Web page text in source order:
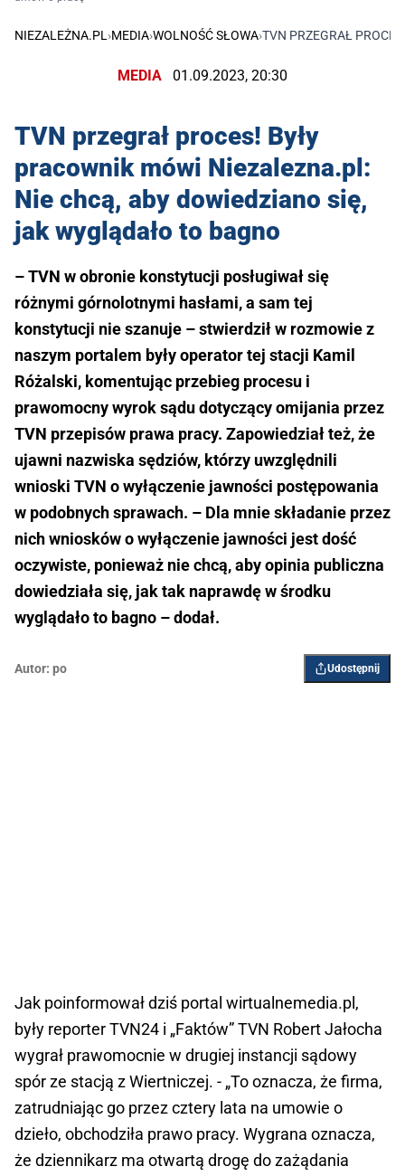
NIEZALEŻNA.PL ›MEDIA›WOLNOŚĆ SŁOWA›TVN PRZEGRAŁ
MEDIA 01.09.2023, 20:30
TVN przegrał proces! Były
pracownik mówi Niezalezna.pl:
Nie chcą, aby dowiedziano się,
jak wyglądało to bagno
– TVN w obronie konstytucji posługiwał się
różnymi górnolotnymi hasłami, a sam tej
konstytucji nie szanuje – stwierdził w rozmowie z
naszym portalem były operator tej stacji Kamil
Różalski, komentując przebieg procesu i
prawomocny wyrok sądu dotyczący omijania przez
TVN przepisów prawa pracy. Zapowiedział też, że
ujawni nazwiska sędziów, którzy uwzględnili
wnioski TVN o wyłączenie jawności postępowania
w podobnych sprawach. – Dla mnie składanie przez
nich wniosków o wyłączenie jawności jest dość
oczywiste, ponieważ nie chcą, aby opinia publiczna
dowiedziała się, jak tak naprawdę w środku
wyglądało to bagno – dodał.
Autor: po Udostępnij
Jak poinformował dziś portal wirtualnemedia.pl,
były reporter TVN24 i „Faktów” TVN Robert Jałocha
wygrał prawomocnie w drugiej instancji sądowy
spór ze stacją z Wiertniczej. - „To oznacza, że firma,
zatrudniając go przez cztery lata na umowie o
dzieło, obchodziła prawo pracy. Wygrana oznacza,
że dziennikarz ma otwartą drogę do zażądania